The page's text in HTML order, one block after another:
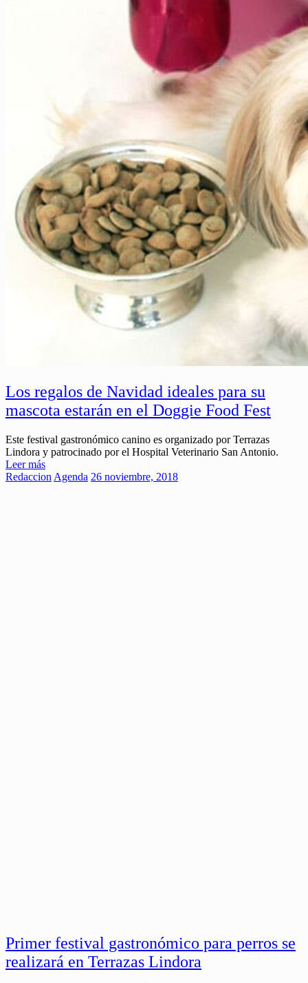
Los regalos de Navidad ideales para su
mascota estarán en el Doggie Food Fest
Este festival gastronómico canino es organizado por Terrazas
Lindora y patrocinado por el Hospital Veterinario San Antonio.
Leer más
Redaccion Agenda 26 noviembre, 2018
Primer festival gastronómico para perros se
realizará en Terrazas Lindora